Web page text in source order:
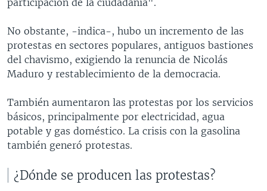
No obstante, -indica-, hubo un incremento de las
protestas en sectores populares, antiguos bastiones
del chavismo, exigiendo la renuncia de Nicolás
Maduro y restablecimiento de la democracia.
También aumentaron las protestas por los servicios
básicos, principalmente por electricidad, agua
potable y gas doméstico. La crisis con la gasolina
también generó protestas.
¿Dónde se producen las protestas?